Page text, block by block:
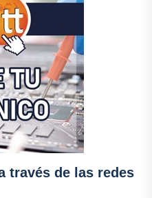
través de las redes